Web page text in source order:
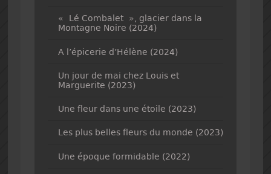
« Lé Combalet », glacier dans la
Montagne Noire (2024)
A l’épicerie d’Hélène (2024)
Un jour de mai chez Louis et
Marguerite (2023)
Une fleur dans une étoile (2023)
Les plus belles fleurs du monde (2023)
Une époque formidable (2022)